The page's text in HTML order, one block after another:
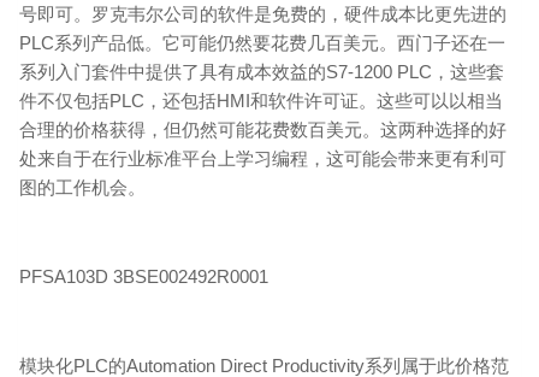
号即可。罗克韦尔公司的软件是免费的，硬件成本比更先进的
PLC系列产品低。它可能仍然要花费几百美元。西门子还在一
系列入门套件中提供了具有成本效益的S7-1200 PLC，这些套
件不仅包括PLC，还包括HMI和软件许可证。这些可以以相当
合理的价格获得，但仍然可能花费数百美元。这两种选择的好
处来自于在行业标准平台上学习编程，这可能会带来更有利可
图的工作机会。
PFSA103D 3BSE002492R0001
模块化PLC的Automation Direct Productivity系列属于此价格范